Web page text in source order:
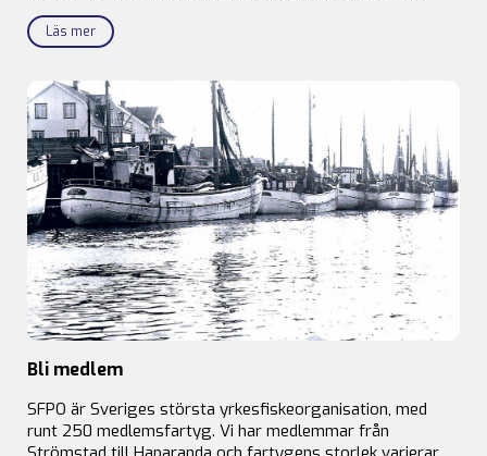
Läs mer
Bli medlem
SFPO är Sveriges största yrkesfiskeorganisation, med
runt 250 medlemsfartyg. Vi har medlemmar från